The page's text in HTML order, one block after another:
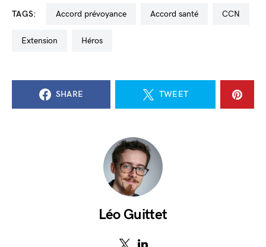
TAGS: accord prévoyance accord santé CCN
extension Héros
SHARE TWEET
Léo Guittet